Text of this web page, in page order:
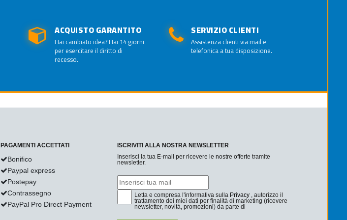
ACQUISTO GARANTITO
Hai cambiato idea? Hai 14 giorni
per esercitare il diritto di
recesso.
SERVIZIO CLIENTI
Assistenza clienti via mail e
telefonica a tua disposizione.
PAGAMENTI ACCETTATI
Bonifico
Paypal express
Postepay
Contrassegno
PayPal Pro Direct Payment
ISCRIVITI ALLA NOSTRA NEWSLETTER
Inserisci la tua E-mail per ricevere le nostre offerte tramite
newsletter.
Letta e compresa l'informativa sulla Privacy , autorizzo il
trattamento dei miei dati per finalità di marketing (ricevere
newsletter, novità, promozioni) da parte di